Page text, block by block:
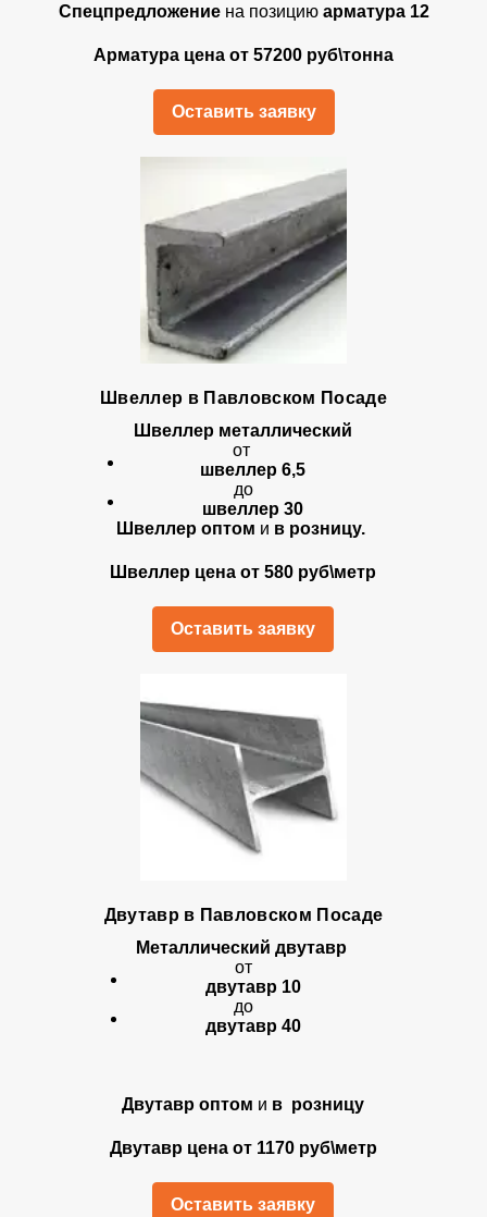
Спецпредложениена позицию арматура 12
Арматура цена от 57200 руб\тонна
Оставить заявку
Швеллер в Павловском Посаде
Швеллер металлический
от
швеллер 6,5
до
швеллер 30
Швеллер оптом и в розницу.
Швеллер цена от 580 руб\метр
Оставить заявку
Двутавр в Павловском Посаде
Металлический двутавр
от
двутавр 10
до
двутавр 40
Двутавр оптом и в розницу
Двутавр цена от 1170 руб\метр
Оставить заявку